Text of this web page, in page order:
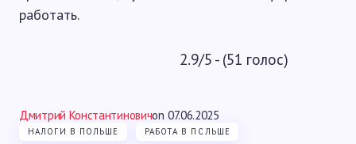
работать.
2.9/5 - (51 голос)
Дмитрий Константиновичon 07.06.2025
НАЛОГИ В ПОЛЬШЕ РАБОТА В ПОЛЬШЕ